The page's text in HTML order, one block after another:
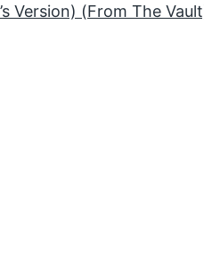
Version) (From The